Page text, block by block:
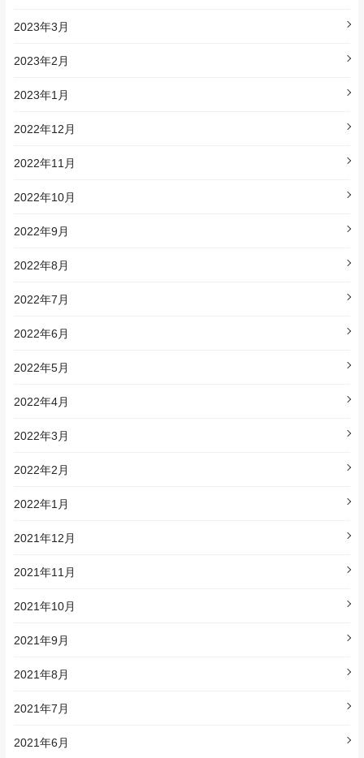
2023年3月
2023年2月
2023年1月
2022年12月
2022年11月
2022年10月
2022年9月
2022年8月
2022年7月
2022年6月
2022年5月
2022年4月
2022年3月
2022年2月
2022年1月
2021年12月
2021年11月
2021年10月
2021年9月
2021年8月
2021年7月
2021年6月